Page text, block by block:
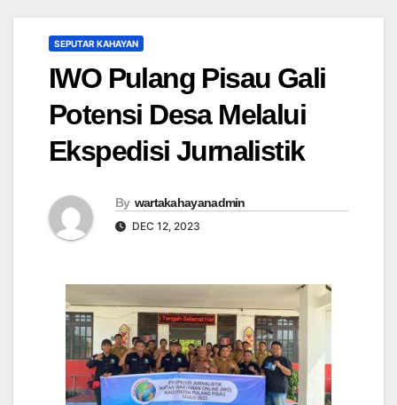
SEPUTAR KAHAYAN
IWO Pulang Pisau Gali
Potensi Desa Melalui
Ekspedisi Jurnalistik
By wartakahayanadmin
DEC 12, 2023